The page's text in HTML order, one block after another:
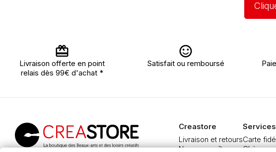
Livraison offerte en point
relais dès 99€ d'achat *
Satisfait ou remboursé
Creastore
Livraison et retours
Nous connaître
Services
Carte
Chèque